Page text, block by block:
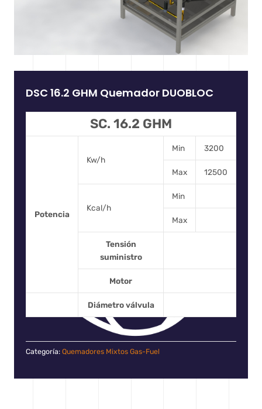
DSC 16.2 GHM Quemador DUOBLOC
SC. 16.2 GHM
Potencia
Kw/h
Min 3200
Max 12500
Kcal/h
Min
Max
Tensión
suministro
Motor
Diámetro válvula
Categoría: Quemadores Mixtos Gas-Fuel